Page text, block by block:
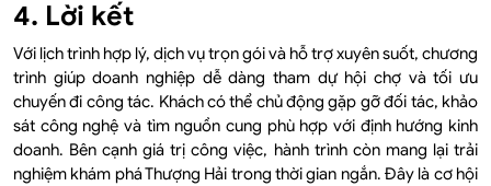
4. Lời kết
Với lịch trình hợp lý, dịch vụ trọn gói và hỗ trợ xuyên suốt, chương
trình giúp doanh nghiệp dễ dàng tham dự hội chợ và tối ưu
chuyến đi công tác. Khách có thể chủ động gặp gỡ đối tác, khảo
sát công nghệ và tìm nguồn cung phù hợp với định hướng kinh
doanh. Bên cạnh giá trị công việc, hành trình còn mang lại trải
nghiệm khám phá Thượng Hải trong thời gian ngắn. Đây là cơ hội